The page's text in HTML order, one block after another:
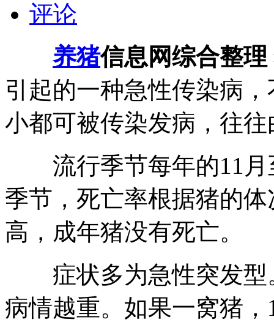
评论
养猪信息网综合整理
引起的一种急性传染病
小都可被传染发病，往
流行季节每年的11月
季节，死亡率根据猪的
高，成年猪没有死亡。
症状多为急性突发型
病情越重。如果一窝猪